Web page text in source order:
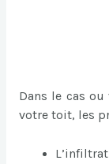
Dans le cas ou
votre toit, les